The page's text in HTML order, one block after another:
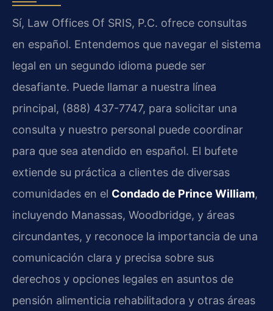
Sí, Law Offices Of SRIS, P.C. ofrece consultas
en español. Entendemos que navegar el sistema
legal en un segundo idioma puede ser
desafiante. Puede llamar a nuestra línea
principal, (888) 437-7747, para solicitar una
consulta y nuestro personal puede coordinar
para que sea atendido en español. El bufete
extiende su práctica a clientes de diversas
comunidades en el Condado de Prince William,
incluyendo Manassas, Woodbridge, y áreas
circundantes, y reconoce la importancia de una
comunicación clara y precisa sobre sus
derechos y opciones legales en asuntos de
pensión alimenticia rehabilitadora y otras áreas